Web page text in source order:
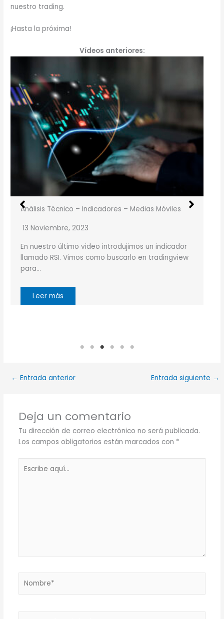
nuestro trading.
¡Hasta la próxima!
Vídeos anteriores:
Análisis Técnico – Indicadores – Medias Móviles
13 Noviembre, 2023
En nuestro último video introdujimos un indicador
llamado RSI. Vimos como buscarlo en tradingview
para…
Leer más
← Entrada anterior Entrada siguiente →
Deja un comentario
Tu dirección de correo electrónico no será publicada.
Los campos obligatorios están marcados con *
aquí...